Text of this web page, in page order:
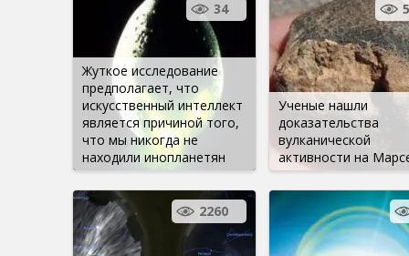
Жуткое исследование
предполагает, что
искусственный интеллект
является причиной того,
что мы никогда не
находили инопланетян
34
Ученые нашли
доказательства
вулканической
активности на
2260